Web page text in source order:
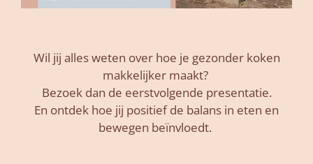
Wil jij alles weten over hoe je gezonder koken
makkelijker maakt?
Bezoek dan de eerstvolgende presentatie.
En ontdek hoe jij positief de balans in eten en
bewegen beïnvloedt.